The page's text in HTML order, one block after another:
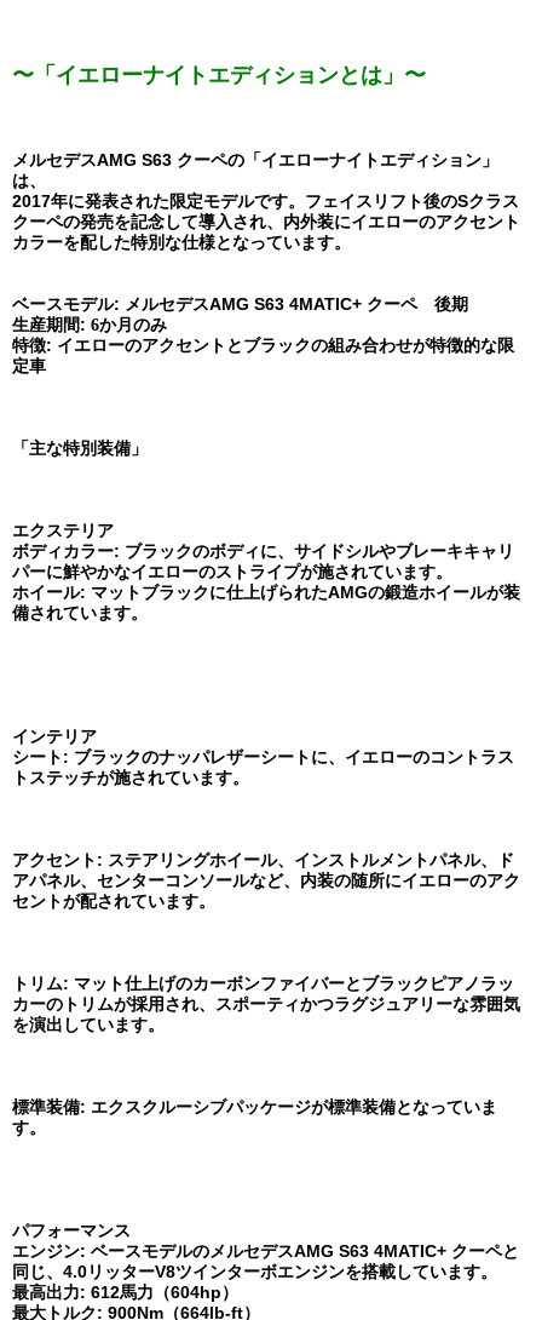
〜「イエローナイトエディションとは」〜
メルセデスAMG S63 クーペの「イエローナイトエディション」
は、
2017年に発表された限定モデルです。フェイスリフト後のSクラス
クーペの発売を記念して導入され、内外装にイエローのアクセント
カラーを配した特別な仕様となっています。
ベースモデル: メルセデスAMG S63 4MATIC+ クーペ 後期
生産期間: 6か月のみ
特徴: イエローのアクセントとブラックの組み合わせが特徴的な限
定車
「主な特別装備」
エクステリア
ボディカラー: ブラックのボディに、サイドシルやブレーキキャリ
パーに鮮やかなイエローのストライプが施されています。
ホイール: マットブラックに仕上げられたAMGの鍛造ホイールが装
備されています。
インテリア
シート: ブラックのナッパレザーシートに、イエローのコントラス
トステッチが施されています。
アクセント: ステアリングホイール、インストルメントパネル、ド
アパネル、センターコンソールなど、内装の随所にイエローのアク
セントが配されています。
トリム: マット仕上げのカーボンファイバーとブラックピアノラッ
カーのトリムが採用され、スポーティかつラグジュアリーな雰囲気
を演出しています。
標準装備: エクスクルーシブパッケージが標準装備となっていま
す。
パフォーマンス
エンジン: ベースモデルのメルセデスAMG S63 4MATIC+ クーペと
同じ、4.0リッターV8ツインターボエンジンを搭載しています。
最高出力: 612馬力（604hp）
最大トルク: 900Nm（664lb-ft）